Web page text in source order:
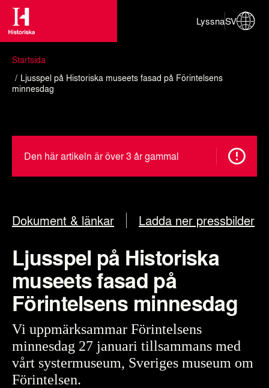
LyssnaSV
Startsida
Ljusspel på Historiska museets fasad på Förintelsens
minnesdag
Den här artikeln är över 3 år gammal
Dokument & länkar Ladda ner pressbilder
Ljusspel på Historiska
museets fasad på
Förintelsens minnesdag
Vi uppmärksammar Förintelsens
minnesdag 27 januari tillsammans med
vårt systermuseum, Sveriges museum om
Förintelsen.